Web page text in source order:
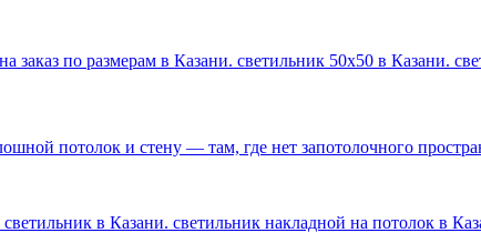
заказ по размерам в Казани. светильник 50х50 в Казани.
потолок и стену — там, где нет запотолочного
в Казани. светильник накладной на потолок в